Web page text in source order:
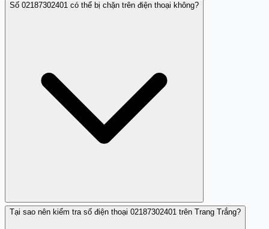
Bạn cần tránh cung cấp thông tin, ngắt cuộc gọi nếu
Số 02187302401 có thể bị chặn trên điện thoại không?
Có, bạn nên sử dụng tính năng chặn cuộc gọi từ số
Tại sao nên kiểm tra số điện thoại 02187302401 trên Trang Trắng?